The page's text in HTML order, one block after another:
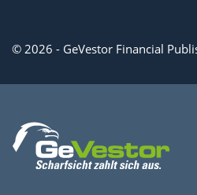
© 2026 - GeVestor Financial